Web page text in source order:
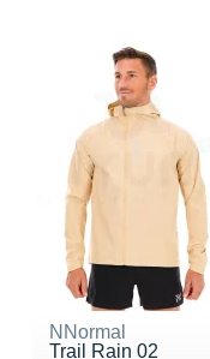
NNormal
Trail Rain 02